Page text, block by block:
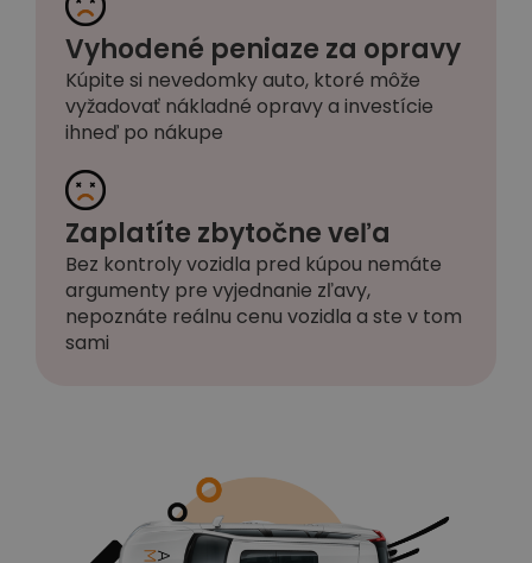
Vyhodené peniaze za opravy
Kúpite si nevedomky auto, ktoré môže
vyžadovať nákladné opravy a investície
ihneď po nákupe
Zaplatíte zbytočne veľa
Bez kontroly vozidla pred kúpou nemáte
argumenty pre vyjednanie zľavy,
nepoznáte reálnu cenu vozidla a ste v tom
sami